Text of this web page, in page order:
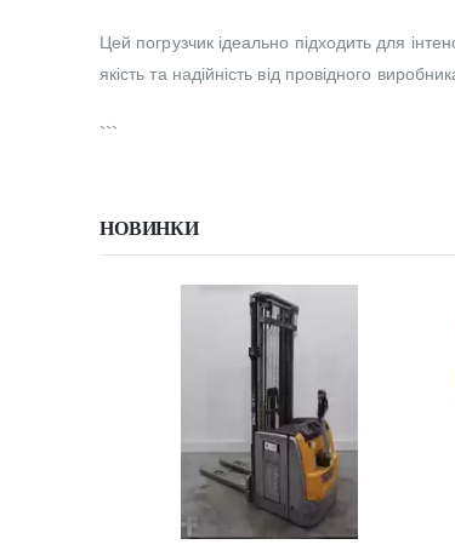
Цей погрузчик ідеально підходить для
якість та надійність від провідного
```
НОВИНКИ